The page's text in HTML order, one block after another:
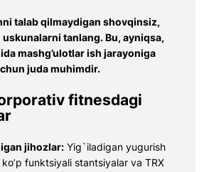
talab qilmaydigan shovqinsiz,
tanlang. Bu, ayniqsa,
mashg’ulotlar ish jarayoniga
juda muhimdir.
fitnesdagi
jihozlar: Yig`iladigan yugurish
funktsiyali stantsiyalar va TRX